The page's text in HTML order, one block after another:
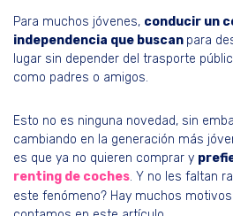
Para muchos jóvenes, conducir un
independencia que buscan para
lugar sin depender del trasporte
como padres o amigos.
Esto no es ninguna novedad, sin
cambiando en la generación más
es que ya no quieren comprar y
renting de coches. Y no les faltan
este fenómeno? Hay muchos